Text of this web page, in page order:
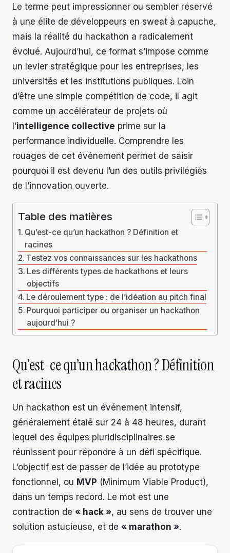
Le terme peut impressionner ou sembler réservé
à une élite de développeurs en sweat à capuche,
mais la réalité du hackathon a radicalement
évolué. Aujourd’hui, ce format s’impose comme
un levier stratégique pour les entreprises, les
universités et les institutions publiques. Loin
d’être une simple compétition de code, il agit
comme un accélérateur de projets où
l’intelligence collective prime sur la
performance individuelle. Comprendre les
rouages de cet événement permet de saisir
pourquoi il est devenu l’un des outils privilégiés
de l’innovation ouverte.
Table des matières
Qu’est-ce qu’un hackathon ? Définition et
racines
Testez vos connaissances sur les hackathons
Les différents types de hackathons et leurs
objectifs
Le déroulement type : de l’idéation au pitch final
Pourquoi participer ou organiser un hackathon
aujourd’hui ?
Qu’est-ce qu’un hackathon ? Définition
et racines
Un hackathon est un événement intensif,
généralement étalé sur 24 à 48 heures, durant
lequel des équipes pluridisciplinaires se
réunissent pour répondre à un défi spécifique.
L’objectif est de passer de l’idée au prototype
fonctionnel, ou MVP (Minimum Viable Product),
dans un temps record. Le mot est une
contraction de « hack », au sens de trouver une
solution astucieuse, et de « marathon ».